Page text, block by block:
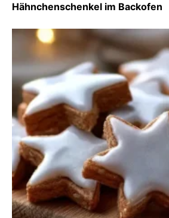
Hähnchenschenkel im Backofen